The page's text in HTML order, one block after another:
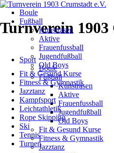
Turnverein
Navigation
überspringen
Sport
Boule
Fußball
Kunstrasen
Aktive
Frauenfussball
Jugendfußball
Old Boys
Fit & Gesund Kurse
Fitness & Gymnastik
Jazztanz
Navigation
überspringen
Boule
Fußball
Kunstrasen
Aktive
Frauenfussball
Jugendfußball
Old Boys
Fit & Gesund Kurse
Fitness & Gymnastik
Jazztanz
Kampfsport
Leichtathletik
Rope Skipping
Ski
Tennis
Turnen